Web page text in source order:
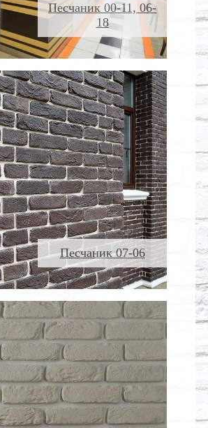
Песчаник 00-11, 06-
18
Песчаник 07-06